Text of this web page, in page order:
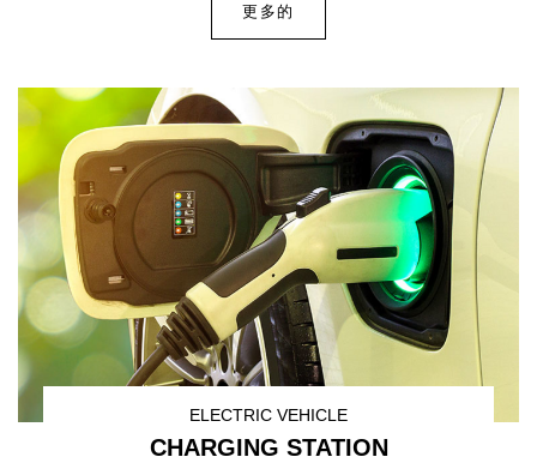
更多的
ELECTRIC VEHICLE
CHARGING STATION